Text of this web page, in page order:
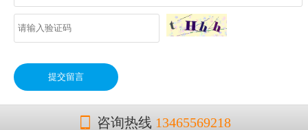
咨询热线 13465569218